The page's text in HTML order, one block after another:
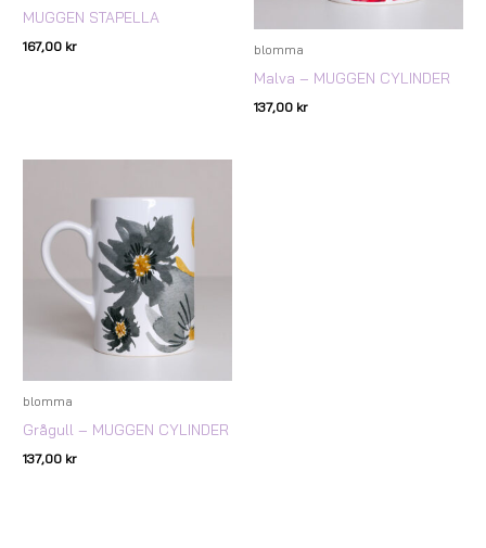
MUGGEN STAPELLA
167,00 kr blomma
Malva – MUGGEN CYLINDER
137,00 kr
blomma
Grågull – MUGGEN CYLINDER
137,00 kr